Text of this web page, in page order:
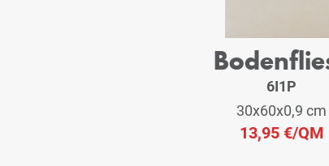
6I1P
30x60x0,9 cm
13,95 €/QM